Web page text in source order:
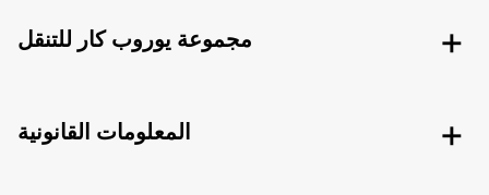
مجموعة يوروب كار للتنقل
المعلومات القانونية